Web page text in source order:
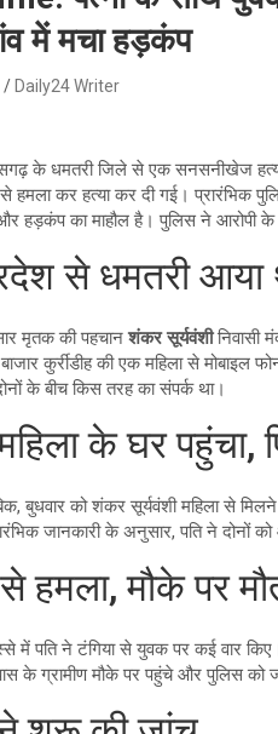
में मचा हड़कंप
Daily24 Writer
के धमतरी जिले से एक सनसनीखेज हत्या
से हमला कर हत्या कर दी गई। प्रारंभिक
हड़कंप का माहौल है। पुलिस ने आरोपी
से धमतरी
मृतक की पहचानशंकर सूर्यवंशीनिवासी
कुर्रीडीह की एक महिला से
के बीच किस तरह का संपर्क था।
के घर पहुंचा,
बुधवार को शंकर सूर्यवंशी महिला से
जानकारी के अनुसार, पति ने दोनों
हमला, मौके पर
में पति ने टंगिया से युवक पर कई वार
के ग्रामीण मौके पर पहुंचे और पुलिस को